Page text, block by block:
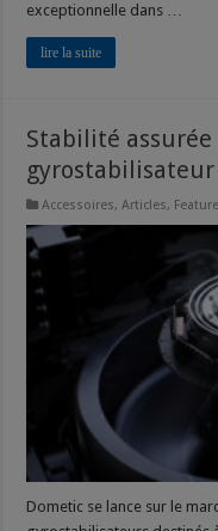
exceptionnelle dans …
lire la suite
Stabilité assurée
Accessoires,Articles,
Dometic se lance sur le